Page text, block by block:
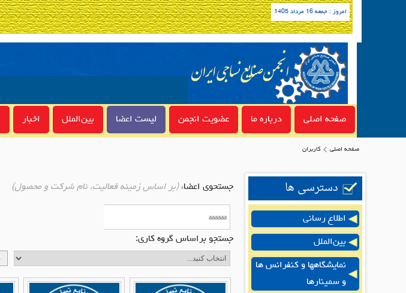
امروز : جمعه 16 مرداد 1405
صفحه اصلی درباره ما عضویت انجمن لیست اعضا بین‌الملل اخبار
صفحه اصلی کاربران
دسترسی ها
اطلاع رسانی
بین‌الملل
نمایشگاهها و کنفرانس ها
و سمینارها
جستحوی اعضاء(بر اساس زمینه فعالیت، نام شرکت و محصول)
جستجو براساس گروه کاری: